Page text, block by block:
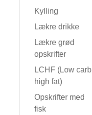
Kylling
Lækre drikke
Lækre grød
opskrifter
LCHF (Low carb
high fat)
Opskrifter med
fisk